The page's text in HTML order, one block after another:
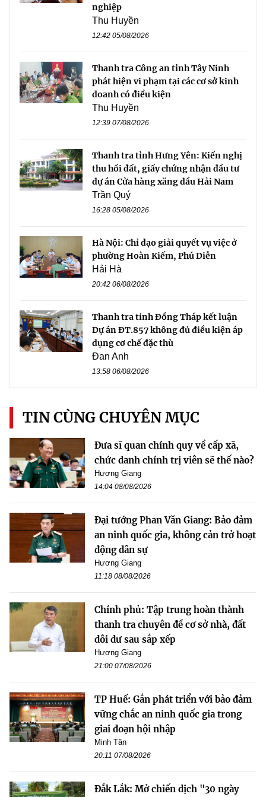
nghiệp
Thu Huyền
12:42 05/08/2026
Thanh tra Công an tỉnh Tây Ninh
phát hiện vi phạm tại các cơ sở kinh
doanh có điều kiện
Thu Huyền
12:39 07/08/2026
Thanh tra tỉnh Hưng Yên: Kiến nghị
thu hồi đất, giấy chứng nhận đầu tư
dự án Cửa hàng xăng dầu Hải Nam
Trần Quý
16:28 05/08/2026
Hà Nội: Chỉ đạo giải quyết vụ việc ở
phường Hoàn Kiếm, Phú Diễn
Hải Hà
20:42 06/08/2026
Thanh tra tỉnh Đồng Tháp kết luận
Dự án ĐT.857 không đủ điều kiện áp
dụng cơ chế đặc thù
Đan Anh
13:58 06/08/2026
TIN CÙNG CHUYÊN MỤC
Đưa sĩ quan chính quy về cấp xã,
chức danh chính trị viên sẽ thế nào?
Hương Giang
14:04 08/08/2026
Đại tướng Phan Văn Giang: Bảo đảm
an ninh quốc gia, không cản trở hoạt
động dân sự
Hương Giang
11:18 08/08/2026
Chính phủ: Tập trung hoàn thành
thanh tra chuyên đề cơ sở nhà, đất
dôi dư sau sắp xếp
Hương Giang
21:00 07/08/2026
TP Huế: Gắn phát triển với bảo đảm
vững chắc an ninh quốc gia trong
giai đoạn hội nhập
Minh Tân
20:11 07/08/2026
Đắk Lắk: Mở chiến dịch "30 ngày